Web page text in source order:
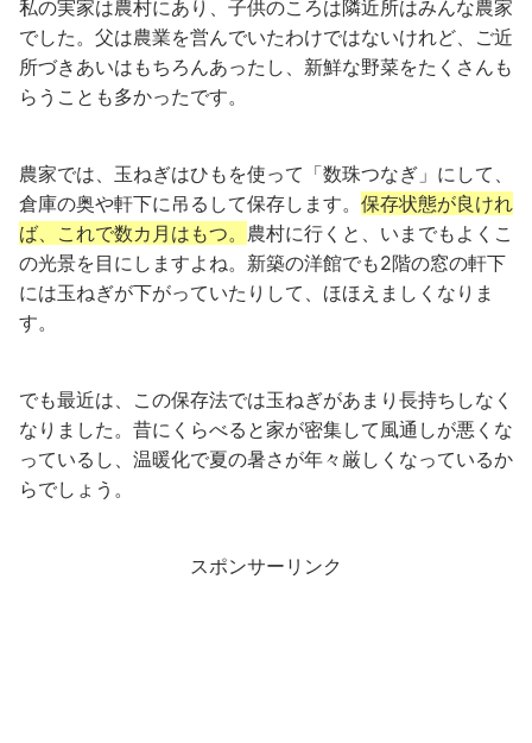
私の実家は農村にあり、子供のころは隣近所はみんな農家
でした。父は農業を営んでいたわけではないけれど、ご近
所づきあいはもちろんあったし、新鮮な野菜をたくさんも
らうことも多かったです。
農家では、玉ねぎはひもを使って「数珠つなぎ」にして、
倉庫の奥や軒下に吊るして保存します。 保存状態が良けれ
ば、これで数カ月はもつ。 農村に行くと、いまでもよくこ
の光景を目にしますよね。新築の洋館でも2階の窓の軒下
には玉ねぎが下がっていたりして、ほほえましくなりま
す。
でも最近は、この保存法では玉ねぎがあまり長持ちしなく
なりました。昔にくらべると家が密集して風通しが悪くな
っているし、温暖化で夏の暑さが年々厳しくなっているか
らでしょう。
スポンサーリンク